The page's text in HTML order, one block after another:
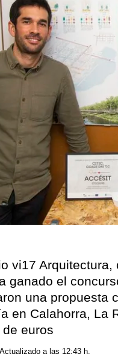
vi17
ganado el
una propuesta
en Calahorra, La
euros
a las 12:43 h.